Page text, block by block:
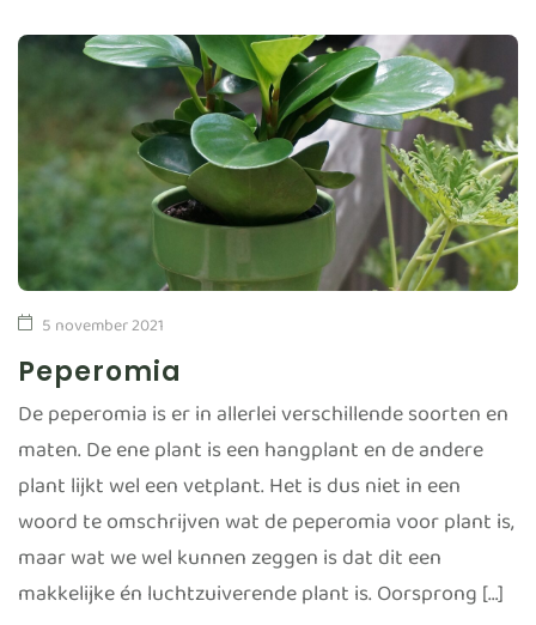
5 november 2021
Peperomia
De peperomia is er in allerlei verschillende soorten en
maten. De ene plant is een hangplant en de andere
plant lijkt wel een vetplant. Het is dus niet in een
woord te omschrijven wat de peperomia voor plant is,
maar wat we wel kunnen zeggen is dat dit een
makkelijke én luchtzuiverende plant is. Oorsprong […]